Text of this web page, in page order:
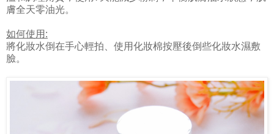
膚全天零油光。
如何使用:
將化妝水倒在手心輕拍、使用化妝棉按壓後倒些化妝水濕敷
臉。